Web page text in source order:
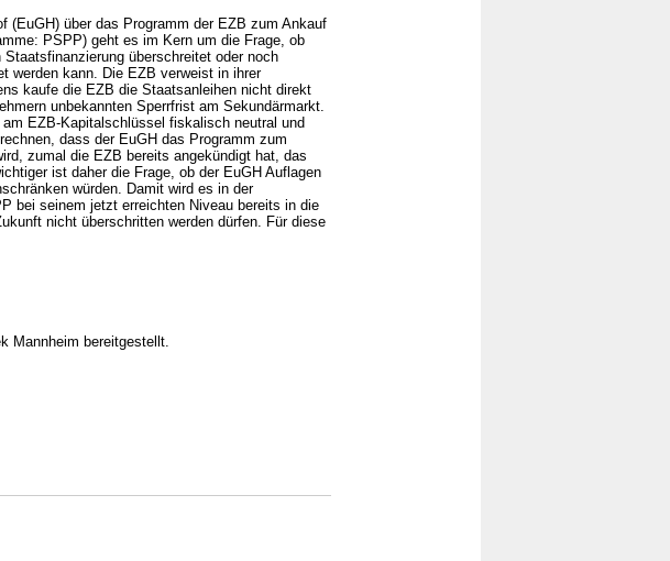
(EuGH) über das Programm der EZB zum Ankauf
PSPP) geht es im Kern um die Frage, ob
überschreitet oder noch
werden kann. Die EZB verweist in ihrer
kaufe die EZB die Staatsanleihen nicht direkt
unbekannten Sperrfrist am Sekundärmarkt.
EZB-Kapitalschlüssel fiskalisch neutral und
dass der EuGH das Programm zum
zumal die EZB bereits angekündigt hat, das
ist daher die Frage, ob der EuGH Auflagen
würden. Damit wird es in der
bei seinem jetzt erreichten Niveau bereits in die
nicht überschritten werden dürfen. Für diese
Mannheim bereitgestellt.